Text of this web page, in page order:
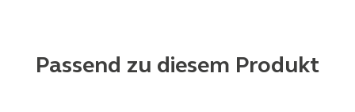
Passend zu diesem Produkt